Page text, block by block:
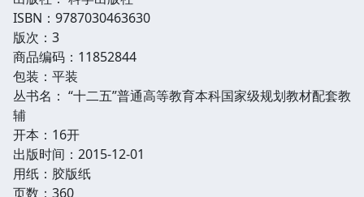
ISBN：9787030463630
版次：3
商品编码：11852844
包装：平装
丛书名： “十二五”普通高等教育本科国家级规划教材配套教
辅
开本：16开
出版时间：2015-12-01
用纸：胶版纸
页数：360